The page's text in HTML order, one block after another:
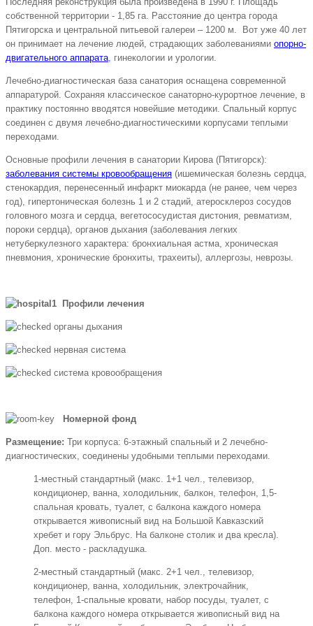
собственной территории - 1,85 га. Расстояние до центра города
Пятигорска и центральной питьевой галереи – 1200 м. Вот уже 40 лет
он принимает на лечение людей, страдающих заболеваниями опорно-
двигательного аппарата , гинекологии и урологии.
Лечебно-диагностическая база санатория оснащена современной
аппаратурой. Сохраняя классическое санаторно-курортное лечение, в
практику постоянно вводятся новейшие методики. Спальный корпус
соединен с двумя лечебно-диагностическими корпусами теплыми
переходами.
Основные профили лечения в санатории Кирова (Пятигорск):
заболевания системы кровообращения (ишемическая болезнь сердца,
стенокардия, перенесенный инфаркт миокарда (не ранее, чем через
год), гипертоническая болезнь 1 и 2 стадий, атеросклероз сосудов
головного мозга и сердца, вегетососудистая дистония, ревматизм,
пороки сердца), органов дыхания (заболевания легких
нетуберкулезного характера: бронхиальная астма, хроническая
пневмония, хронические бронхиты, трахеиты), аллергозы, неврозы.
Профили лечения
органы дыхания
нервная система
система кровообращения
Номерной фонд
Размещение: Три корпуса: 6-этажный спальный и 2 лечебно-
диагностических, соединены удобными теплыми переходами.
1-местный стандартный (макс. 1+1 чел., телевизор,
кондиционер, ванна, холодильник, балкон, телефон, 1,5-
спальная кровать, туалет, с балкона каждого номера
открывается живописный вид на Большой Кавказский
хребет и гору Эльбрус. На балконе столик и два кресла).
Доп. место - раскладушка.
2-местный стандартный (макс. 2+1 чел., телевизор,
кондиционер, ванна, холодильник, электрочайник,
телефон, 1-спальные кровати, набор посуды, туалет, с
балкона каждого номера открывается живописный вид на